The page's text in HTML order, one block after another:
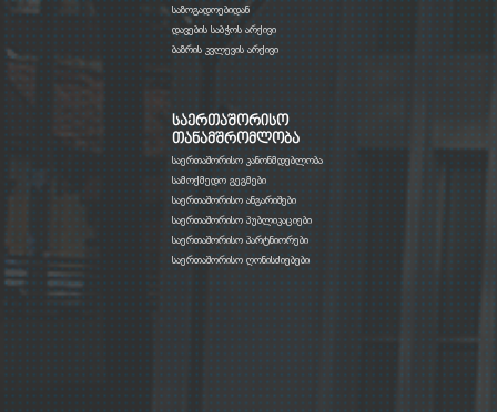
საზოგადოებიდან
დავების საბჭოს არქივი
ბაზრის კვლევის არქივი
საერთაშორისო
თანამშრომლობა
საერთაშორისო კანონმდებლობა
სამოქმედო გეგმები
საერთაშორისო ანგარიშები
საერთაშორისო პუბლიკაციები
საერთაშორისო პარტნიორები
საერთაშორისო ღონისძიებები